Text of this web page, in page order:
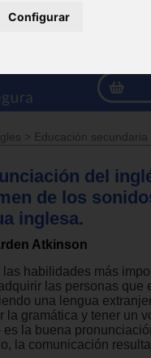
Configurar
> Educación secundaria
del
de los
inglesa.
Atkinson
las habilidades más
las personas que
una lengua
la gramática y tener un
es la buena
la comunicación